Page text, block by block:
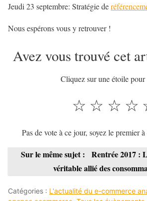
Jeudi 23 septembre: Stratégie de
Nous espérons vous y retrouver !
Avez vous trouvé cet
Cliquez sur une étoile pour
☆
☆
☆
☆
Pas de vote à ce jour, soyez le premier
Sur le même sujet :
Rentrée 2017 :
véritable allié des
Catégories : L'actualité du e-commerce